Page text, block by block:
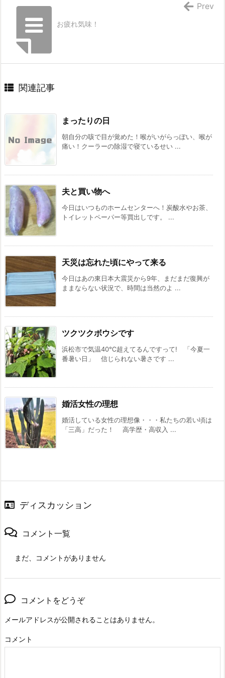
お疲れ気味！
Prev
関連記事
まったりの日
朝自分の咳で目が覚めた！喉がいがらっぽい、喉が
痛い！クーラーの除湿で寝ているせい ...
夫と買い物へ
今日はいつものホームセンターへ！炭酸水やお茶、
トイレットペーパー等買出しです。 ...
天災は忘れた頃にやって来る
今日はあの東日本大震災から9年、まだまだ復興が
ままならない状況で、時間は当然のよ ...
ツクツクボウシです
浜松市で気温40℃超えてるんですって! 「今夏一
番暑い日」 信じられない暑さです ...
婚活女性の理想
婚活している女性の理想像・・・私たちの若い頃は
「三高」だった！ 高学歴・高収入 ...
ディスカッション
コメント一覧
まだ、コメントがありません
コメントをどうぞ
メールアドレスが公開されることはありません。
コメント